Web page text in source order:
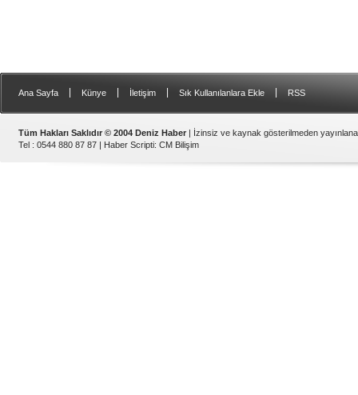
Ana Sayfa Künye İletişim Sık Kullanılanlara Ekle RSS
Tüm Hakları Saklıdır © 2004 Deniz Haber | İzinsiz ve kaynak gösterilmeden
Tel : 0544 880 87 87 | Haber Scripti: CM Bilişim